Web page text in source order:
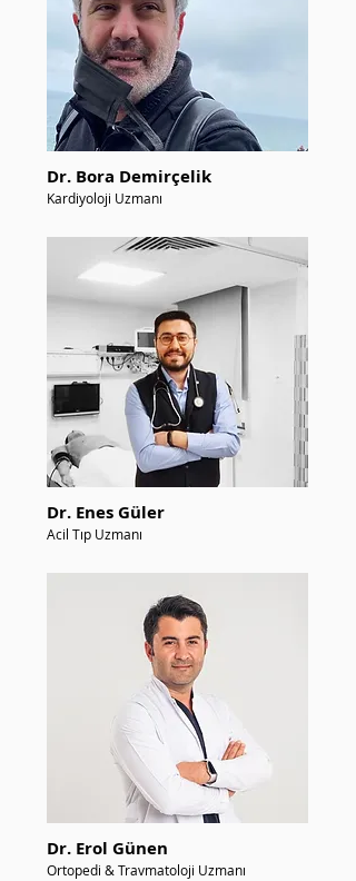
Dr. Bora Demirçelik
Kardiyoloji Uzmanı
Dr. Enes Güler
Acil Tıp Uzmanı
Dr. Erol Günen
Ortopedi & Travmatoloji Uzmanı